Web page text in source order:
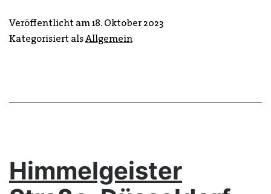
Veröffentlicht am18. Oktober 2023
Kategorisiert alsAllgemein
Himmelgeister